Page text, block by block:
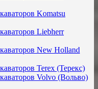
Komatsu
Liebherr
New Holland
Terex (Терекс)
Volvo (Вольво)